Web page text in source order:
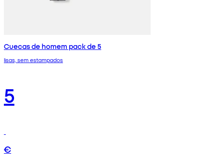
Cuecas de homem pack de 5
lisas, sem estampados
5
€